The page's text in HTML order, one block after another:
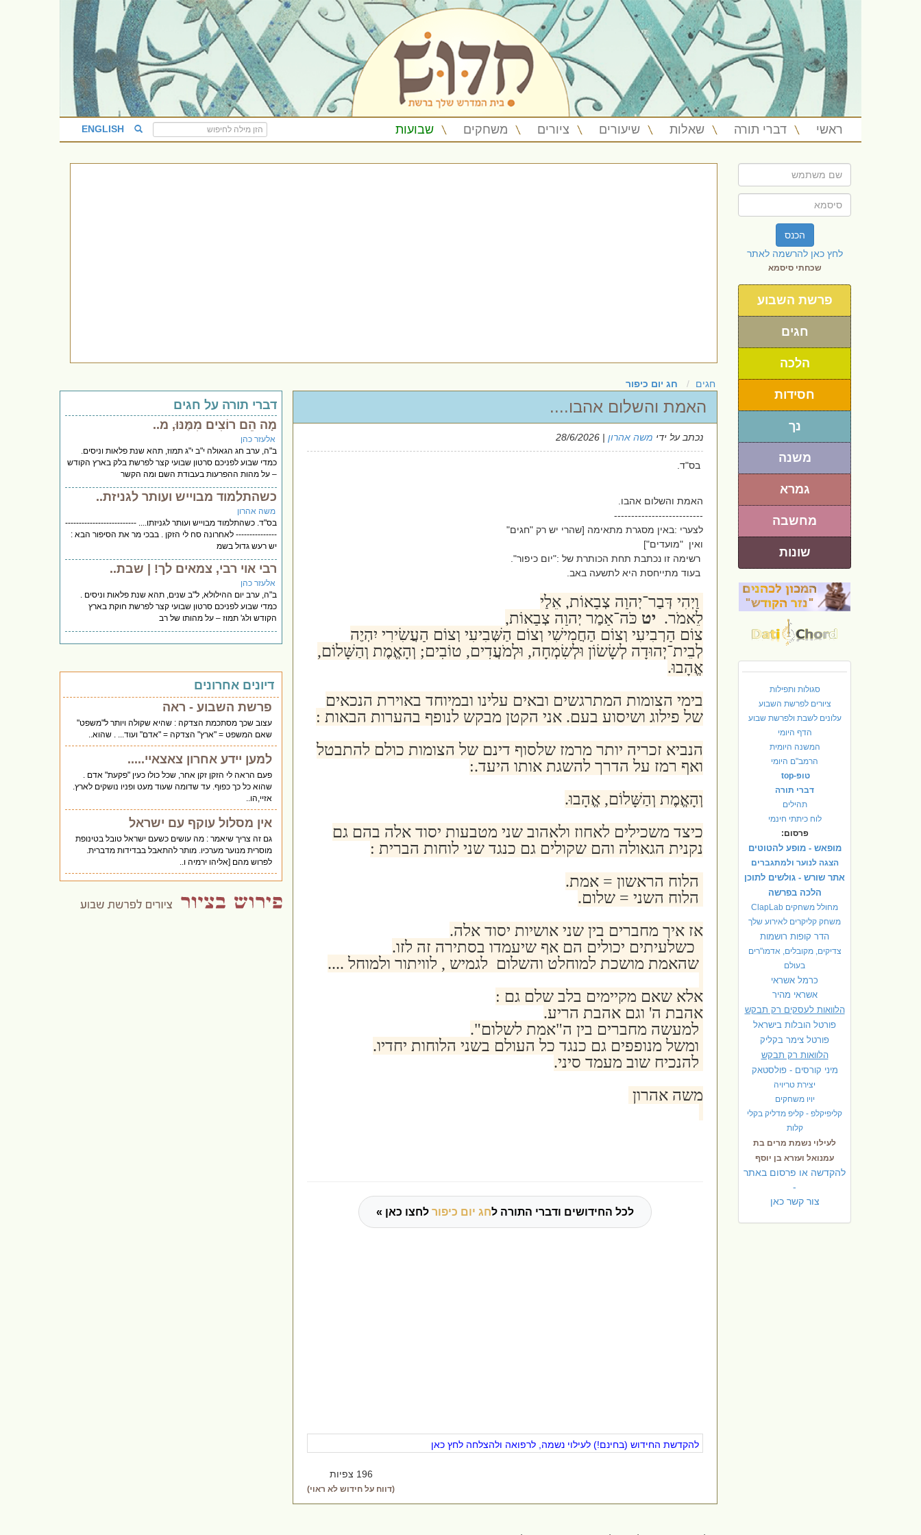
ראשי דברי תורה שאלות שיעורים ציורים משחקים שבועות ENGLISH
הכנס
לחץ כאן להרשמה לאתר
שכחתי סיסמא
פרשת השבוע
חגים
הלכה
חסידות
נך
משנה
גמרא
מחשבה
שונות
סגולות ותפילות
ציורים לפרשת השבוע
עלונים לשבת ולפרשת שבוע
הדף היומי
המשנה היומית
הרמב"ם היומי
טופ-top
דברי תורה
תהילים
לוח כיתתי חינמי
פרסום:
מופאש - מופע להטוטים
הצגה לנוער ולמתגברים
אתר שורש - גולשים לתוכן
הלכה בפרשה
מחולל משחקים ClapLab
משחק קליקרים לאירוע שלך
הדר קופות רושמות
צדיקים, מקובלים, אדמו"רים
בעולם
כרמל אשראי
אשראי מהיר
הלוואות לעסקים רק תבקש
פורטל הובלות בישראל
פורטל צימר בקליק
הלוואות רק תבקש
מיני קורסים - פולסטאק
יצירת טריויה
יויו משחקים
קליפיקלפ - קליפ מדליק בקלי
קלות
לעילוי נשמת מרים בת
עמנואל ועזרא בן יוסף
להקדשה או פרסום באתר
-
צור קשר כאן
חגים חג יום כיפור
האמת והשלום אהבו....
נכתב על ידי משה אהרון | 28/6/2026
בס"ד.
האמת והשלום אהבו.
--------------------------
לצערי :באין מסגרת מתאימה [שהרי יש רק "חגים"
ואין "מועדים"]
רשימה זו נכתבת תחת הכותרת של :"יום כיפור".
בעוד מתייחסת היא לתשעה באב.
וַיְהִי דְּבַר־יְהוָה צְבָאוֹת, אֵלַי
לֵאמֹר. יט כֹּה־אָמַר יְהוָה צְבָאוֹת,
צוֹם הָרְבִיעִי וְצוֹם הַחֲמִישִׁי וְצוֹם הַשְּׁבִיעִי וְצוֹם הָעֲשִׂירִי יִהְיֶה
לְבֵית־יְהוּדָה לְשָׂשׂוֹן וּלְשִׂמְחָה, וּלְמֹעֲדִים, טוֹבִים; וְהָאֱמֶת וְהַשָּׁלוֹם,
אֱהָבוּ.
בימי הצומות המתרגשים ובאים עלינו ובמיוחד באוירת הנכאים
של פילוג ושיסוע בעם. אני הקטן מבקש לנופף בהערות הבאות :
הנביא זכריה יותר מרמז שלסוף דינם של הצומות כולם להתבטל
ואף רמז על הדרך להשגת אותו היעד.:
וְהָאֱמֶת וְהַשָּׁלוֹם, אֱהָבוּ.
כיצד משכילים לאחוז ולאהוב שני מטבעות יסוד אלה בהם גם
נקנית הגאולה והם שקולים גם כנגד שני לוחות הברית :
הלוח הראשון = אמת.
הלוח השני = שלום.
אז איך מחברים בין שני אושיות יסוד אלה.
כשלעיתים יכולים הם אף שיעמדו בסתירה זה לזו.
שהאמת מושכת למוחלט והשלום לגמיש , לוויתור ולמוחל ....
אלא שאם מקיימים בלב שלם גם :
אהבת ה' וגם אהבת הריע.
למעשה מחברים בין ה"אמת לשלום".
ומשל מנופפים גם כנגד כל העולם בשני הלוחות יחדיו.
להנכיח שוב מעמד סיני.
משה אהרון
לכל החידושים ודברי התורה לחג יום כיפור לחצו כאן »
להקדשת החידוש (בחינם!) לעילוי נשמה, לרפואה ולהצלחה לחץ כאן
196 צפיות
(דווח על חידוש לא ראוי)
דברי תורה על חגים
מָה הֵם רוֹצִים מִמֶּנּוּ, מ..
אלעזר כהן
ב"ה, ערב חג הגאולה י"ב י"ג תמוז, תהא שנת פלאות וניסים.
כמדי שבוע לפניכם סרטון שבועי קצר לפרשת בלק בארץ הקודש
– על מהות ההפרעות בעבודת השם ומה הקשר
כשהתלמוד מבוייש ועותר לגניזת..
משה אהרון
בס"ד. כשהתלמוד מבוייש ועותר לגניזתו.... --------------------------
--------------- לאחרונה סח לי הזקן . בבכי מר את הסיפור הבא :
יש רעש גדול בשמ
רבי אוי רבי, צמאים לך! | שבת..
אלעזר כהן
ב"ה, ערב יום ההילולא, ל"ב שנים, תהא שנת פלאות וניסים .
כמדי שבוע לפניכם סרטון שבועי קצר לפרשת חוקת בארץ
הקודש ולג' תמוז – על מהותו של רב
דיונים אחרונים
פרשת השבוע - ראה
עצוב שכך מסתכמת הצדקה : שהיא שקולה ויותר ל"משפט"
שאם המשפט = "ארץ" הצדקה = "אדם" ועוד... . שהוא..
למען יידע אחרון צאצאיי.....
פעם הראה לי הזקן זקן אחר, שכל כולו כעין "פקעת" אדם .
שהוא כל כך כפוף. עד שדומה שעוד מעט ופניו נושקים לארץ.
אזיי,הו..
אין מסלול עוקף עם ישראל
גם זה צריך שיאמר : מה עושים כשעם ישראל טובל בטינופת
מוסרית מנוער מערכיו. מותר להתאבל בבדידות מדברית.
לפרוש מהם [אליהו ירמיה ו..